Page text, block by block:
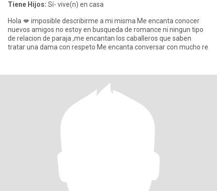
Tiene Hijos: Sí- vive(n) en casa
Hola 💋 imposible describirme a mi misma Me encanta conocer
nuevos amigos no estoy en busqueda de romance ni ningun tipo
de relacion de paraja ,me encantan los caballeros que saben
tratar una dama con respeto Me encanta conversar con mucho re